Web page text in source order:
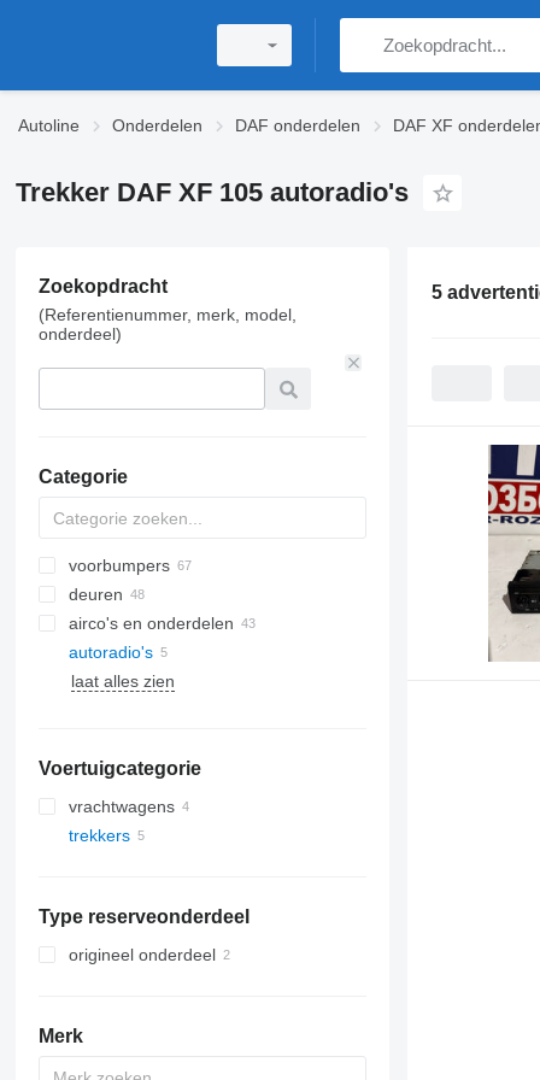
Autoline Onderdelen DAF onderdelen DAF XF
Trekker DAF XF 105 autoradio's
Zoekopdracht
(Referentienummer, merk, model,
onderdeel)
Categorie
voorbumpers
deuren
airco's en onderdelen
airconditioner slangen
airconditioner compressoren
andere onderdelen van
airconditioner
zijruiten
panoramadaken
autoradio's
laat alles zien
Voertuigcategorie
vrachtwagens
trekkers
Type reserveonderdeel
origineel onderdeel
Merk
5